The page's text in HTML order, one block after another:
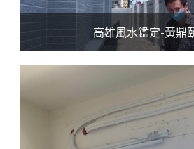
高雄風水鑑定-黃鼎